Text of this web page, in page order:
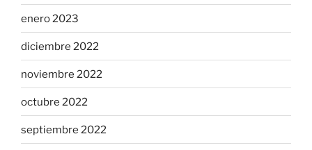
enero 2023
diciembre 2022
noviembre 2022
octubre 2022
septiembre 2022